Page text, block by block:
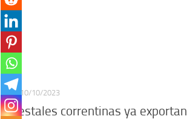
PAÍS 10/10/2023
Forestales correntinas ya exportan